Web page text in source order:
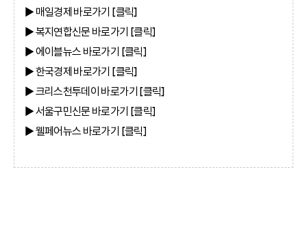
▶ 매일경제 바로가기 [클릭]
▶ 복지연합신문 바로가기 [클릭]
▶ 에이블뉴스 바로가기 [클릭]
▶ 한국경제 바로가기 [클릭]
▶ 크리스천투데이 바로가기 [클릭]
▶ 서울구민신문 바로가기 [클릭]
▶ 웰페어뉴스 바로가기 [클릭]